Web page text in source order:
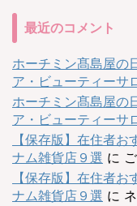
最近のコメント
ホーチミン髙島屋の
ア・ビューティーサ
ホーチミン髙島屋の
ア・ビューティーサ
【保存版】在住者
ナム雑貨店９選 に
【保存版】在住者
ナム雑貨店９選 に